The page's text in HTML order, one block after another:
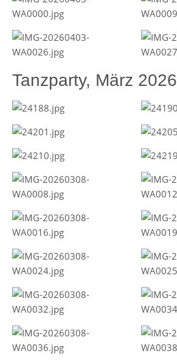
Tanzparty, März 2026